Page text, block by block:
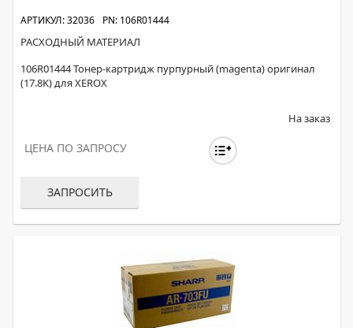
АРТИКУЛ: 32036 PN: 106R01444
РАСХОДНЫЙ МАТЕРИАЛ
106R01444 Тонер-картридж пурпурный (magenta) оригинал
(17.8K) для XEROX
На заказ
ЦЕНА ПО ЗАПРОСУ
ЗАПРОСИТЬ